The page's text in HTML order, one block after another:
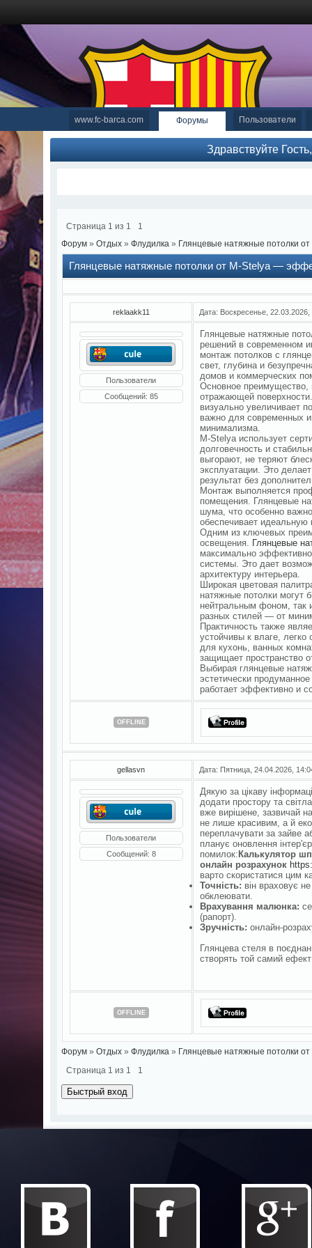
www.fc-barca.com Форумы Пользователи
Здравствуйте
Страница 1 из 1
1
Форум » Отдых » Флудилка » Глянцевые натяжные потолки
Глянцевые натяжные потолки от M-Stelya —
reklaakk11 Дата: Воскресенье,
Пользователи
Сообщений: 85
Глянцевые натяжные
решений в современном
монтаж потолков с
свет, глубина и
домов и коммерческих
Основное преимущество,
отражающей
визуально увеличивает
важно для современных
минимализма.
M-Stelya использует
долговечность и
выгорают, не теряют
эксплуатации. Это
результат без
Монтаж выполняется
помещения. Глянцевые
шума, что особенно
обеспечивает
Одним из ключевых
освещения. Глянцевые
максимально эффективно
системы. Это дает
архитектуру интерьера.
Широкая цветовая
натяжные потолки могут
нейтральным фоном, так
разных стилей — от
Практичность также
устойчивы к влаге,
для кухонь, ванных
защищает пространство
Выбирая глянцевые
эстетически
работает эффективно и
OFFLINE
gellasvn Дата: Пятница, 24.04.2026,
Пользователи
Сообщений: 8
Дякую за цікаву
додати простору та
вже вирішене, зазвичай
не лише красивим, а й
переплачувати за зайве
планує оновлення
помилок:Калькулятор
онлайн розрахунок
варто скористатися цим
Точність: він враховує
обклеювати.
Врахування малюнка:
(рапорт).
Зручність: онлайн-
Глянцева стеля в
створять той самий
OFFLINE
Форум » Отдых » Флудилка » Глянцевые натяжные потолки
Страница 1 из 1 1